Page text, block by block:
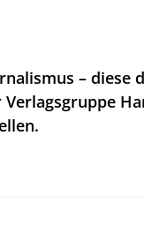
– diese